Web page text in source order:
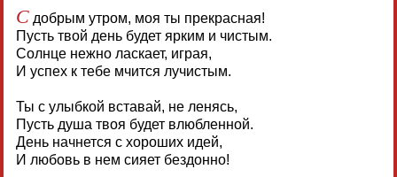
Сдобрым утром, моя ты прекрасная!
Пусть твой день будет ярким и чистым.
Солнце нежно ласкает, играя,
И успех к тебе мчится лучистым.
Ты с улыбкой вставай, не ленясь,
Пусть душа твоя будет влюбленной.
День начнется с хороших идей,
И любовь в нем сияет бездонно!